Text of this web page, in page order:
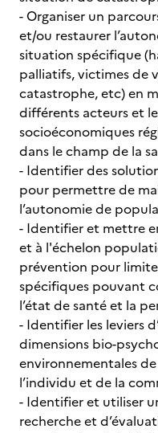
- Organiser un
et/ou restaurer
situation spécifique
palliatifs, victimes de
catastrophe, etc) en
différents acteurs et
socioéconomiques
dans le champ de la
- Identifier des
pour permettre de
l’autonomie de
- Identifier et mettre
et à l'échelon
prévention pour
spécifiques pouvant
l’état de santé et la
- Identifier les leviers
dimensions bio-
environnementales
l’individu et de la
- Identifier et utiliser
recherche et